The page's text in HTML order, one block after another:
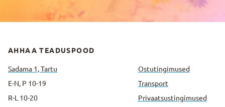
AHHAA TEADUSPOOD
Sadama 1, Tartu
E-N, P 10-19
R-L 10-20
Ostutingimused
Transport
Privaatsus­tingimused